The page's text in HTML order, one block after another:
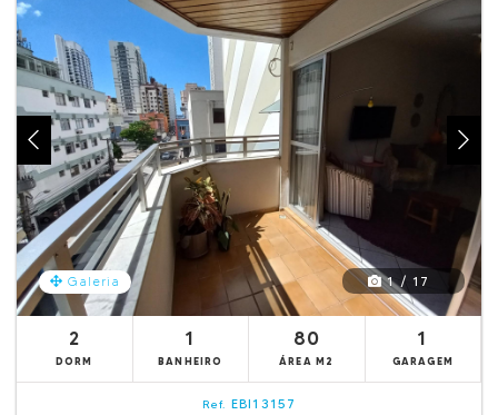
Galeria 1 / 17
2
DORM
1
BANHEIRO
80
ÁREA M2
1
GARAGEM
Ref. EBI13157